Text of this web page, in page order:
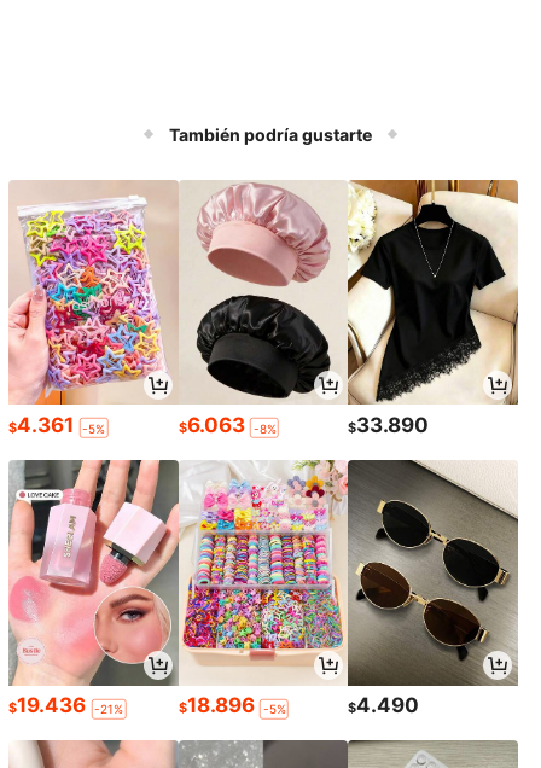
También podría gustarte
$4.361 -5% $6.063 -8% $33.890
$19.436 -21% $18.896 -5% $4.490